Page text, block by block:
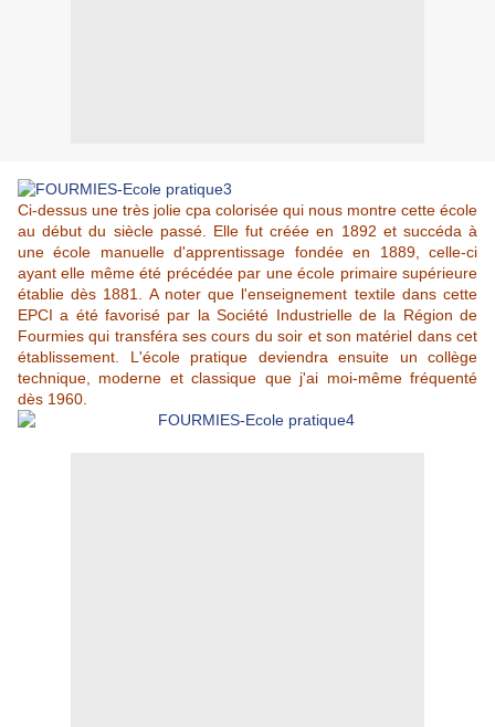
Ci-dessus une très jolie cpa colorisée qui nous montre cette école
au début du siècle passé. Elle fut créée en 1892 et succéda à
une école manuelle d'apprentissage fondée en 1889, celle-ci
ayant elle même été précédée par une école primaire supérieure
établie dès 1881. A noter que l'enseignement textile dans cette
EPCI a été favorisé par la Société Industrielle de la Région de
Fourmies qui transféra ses cours du soir et son matériel dans cet
établissement. L'école pratique deviendra ensuite un collège
technique, moderne et classique que j'ai moi-même fréquenté
dès 1960.